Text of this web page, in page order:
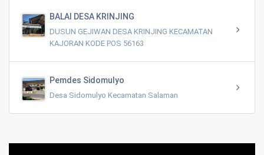
BALAI DESA KRINJING
DUSUN GEJIWAN DESA KRINJING KECAMATAN
KAJORAN KODE POS 56163
Pemdes Sidomulyo
Desa Sidomulyo Kecamatan Salaman